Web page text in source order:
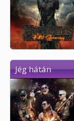
Jég hátán